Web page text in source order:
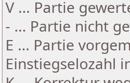
V ... Partie
- ... Partie nicht
E ... Partie
Einstiegselozahl